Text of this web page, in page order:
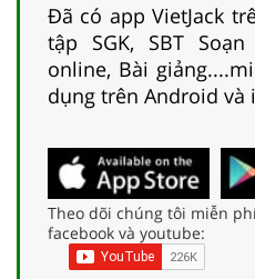
Đã có app VietJack
tập SGK, SBT
online, Bài
dụng trên Android và
Theo dõi chúng tôi miễn
facebook và youtube: